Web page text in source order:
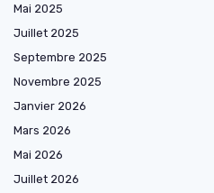
Mai 2025
Juillet 2025
Septembre 2025
Novembre 2025
Janvier 2026
Mars 2026
Mai 2026
Juillet 2026